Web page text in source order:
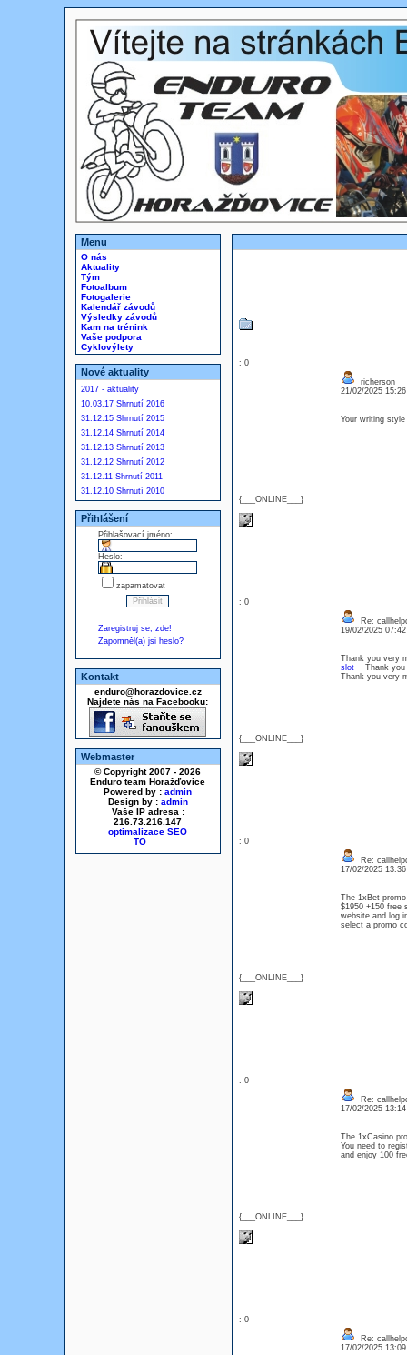
Menu
O nás
Aktuality
Tým
Fotoalbum
Fotogalerie
Kalendář závodů
Výsledky závodů
Kam na trénink
Vaše podpora
Cyklovýlety
Nové aktuality
2017 - aktuality
10.03.17 Shrnutí 2016
31.12.15 Shrnutí 2015
31.12.14 Shrnutí 2014
31.12.13 Shrnutí 2013
31.12.12 Shrnutí 2012
31.12.11 Shrnutí 2011
31.12.10 Shrnutí 2010
Přihlášení
Přihlašovací jméno:
Heslo:
zapamatovat
Zaregistruj se, zde!
Zapomněl(a) jsi heslo?
Kontakt
enduro@horazdovice.cz
Najdete nás na Facebooku:
Webmaster
© Copyright 2007 - 2026
Enduro team Horažďovice
Powered by : admin
Design by : admin
Vaše IP adresa :
216.73.216.147
optimalizace SEO
: 0
{___ONLINE___}
richerson
21/02/2025
Your writing
: 0
{___ONLINE___}
Re:
19/02/2025
Thank you very
slotThank you
Thank you very
: 0
{___ONLINE___}
Re:
17/02/2025
The 1xBet
$1950 +150 free
website and log
select a promo
: 0
{___ONLINE___}
Re:
17/02/2025
The 1xCasino
You need to
and enjoy 100
: 0
Re:
17/02/2025